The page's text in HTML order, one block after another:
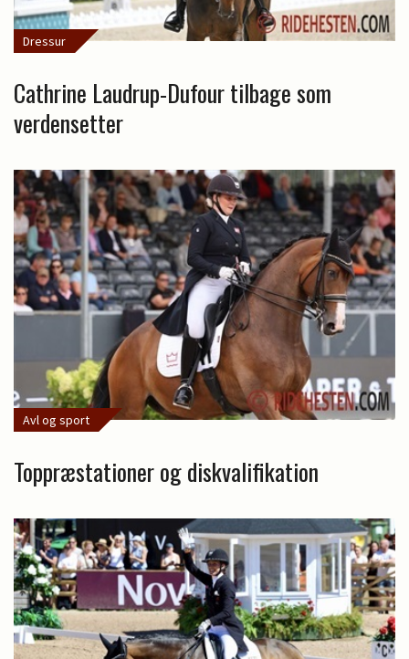
Dressur
Cathrine Laudrup-Dufour tilbage som
verdensetter
Avl og sport
Toppræstationer og diskvalifikation